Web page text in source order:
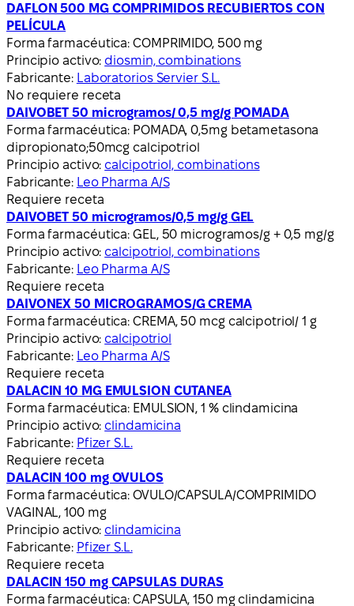
DAFLON 500 MG COMPRIMIDOS RECUBIERTOS CON
PELÍCULA
Forma farmacéutica: COMPRIMIDO, 500 mg
Principio activo: diosmin, combinations
Fabricante: Laboratorios Servier S.L.
No requiere receta
DAIVOBET 50 microgramos/ 0,5 mg/g POMADA
Forma farmacéutica: POMADA, 0,5mg betametasona
dipropionato;50mcg calcipotriol
Principio activo: calcipotriol, combinations
Fabricante: Leo Pharma A/S
Requiere receta
DAIVOBET 50 microgramos/0,5 mg/g GEL
Forma farmacéutica: GEL, 50 microgramos/g + 0,5 mg/g
Principio activo: calcipotriol, combinations
Fabricante: Leo Pharma A/S
Requiere receta
DAIVONEX 50 MICROGRAMOS/G CREMA
Forma farmacéutica: CREMA, 50 mcg calcipotriol/ 1 g
Principio activo: calcipotriol
Fabricante: Leo Pharma A/S
Requiere receta
DALACIN 10 MG EMULSION CUTANEA
Forma farmacéutica: EMULSION, 1 % clindamicina
Principio activo: clindamicina
Fabricante: Pfizer S.L.
Requiere receta
DALACIN 100 mg OVULOS
Forma farmacéutica: OVULO/CAPSULA/COMPRIMIDO
VAGINAL, 100 mg
Principio activo: clindamicina
Fabricante: Pfizer S.L.
Requiere receta
DALACIN 150 mg CAPSULAS DURAS
Forma farmacéutica: CAPSULA, 150 mg clindamicina